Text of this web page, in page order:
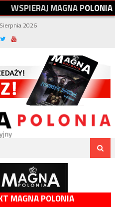
WSPIERAJMAGNAPOLONIA
2026
MAGNA POLONIA